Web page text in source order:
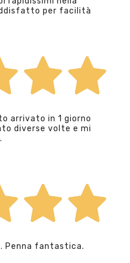
per facilità
arrivato in 1 giorno
diverse volte e mi
Penna fantastica.